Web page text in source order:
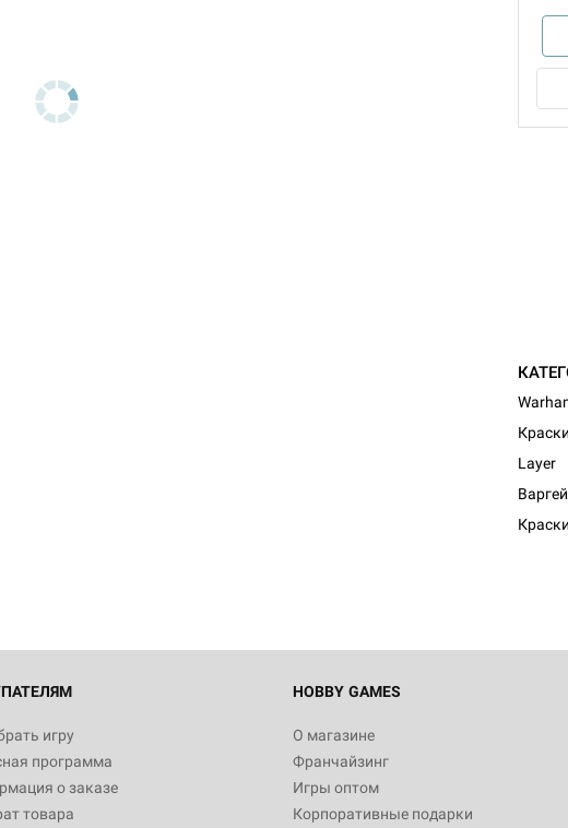
Layer
игру
программа
о заказе
товара
HOBBY GAMES
О магазине
Франчайзинг
Игры оптом
Корпоративные подарки